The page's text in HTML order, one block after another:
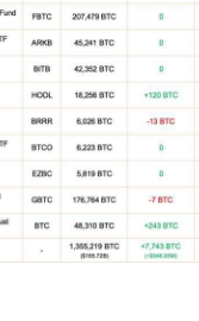
modeling
a
copper,
metals,
rubles,
Ledger,
◙ Web3
projects,
robotics,